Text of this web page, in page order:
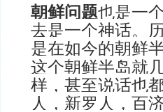
朝鲜问题也是一
去是一个神话。
是在如今的朝鲜
这个朝鲜半岛就
样，甚至说话也
人，新罗人，百